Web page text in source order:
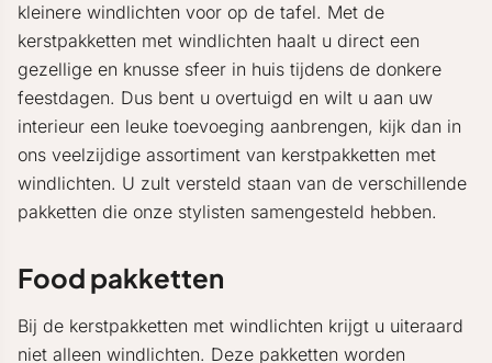
kleinere windlichten voor op de tafel. Met de
kerstpakketten met windlichten haalt u direct een
gezellige en knusse sfeer in huis tijdens de donkere
feestdagen. Dus bent u overtuigd en wilt u aan uw
interieur een leuke toevoeging aanbrengen, kijk dan in
ons veelzijdige assortiment van kerstpakketten met
windlichten. U zult versteld staan van de verschillende
pakketten die onze stylisten samengesteld hebben.
Food pakketten
Bij de kerstpakketten met windlichten krijgt u uiteraard
niet alleen windlichten. Deze pakketten worden